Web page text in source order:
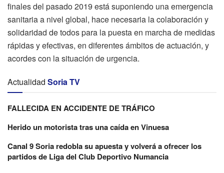
finales del pasado 2019 está suponiendo una emergencia
sanitaria a nivel global, hace necesaria la colaboración y
solidaridad de todos para la puesta en marcha de medidas
rápidas y efectivas, en diferentes ámbitos de actuación, y
acordes con la situación de urgencia.
Actualidad Soria TV
FALLECIDA EN ACCIDENTE DE TRÁFICO
Herido un motorista tras una caída en Vinuesa
Canal 9 Soria redobla su apuesta y volverá a ofrecer los
partidos de Liga del Club Deportivo Numancia